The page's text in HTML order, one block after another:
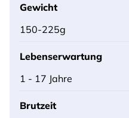
Gewicht
150-225g
Lebenserwartung
1 - 17 Jahre
Brutzeit